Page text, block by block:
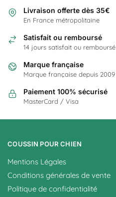
Livraison offerte dès 35€
En France métropolitaine
Satisfait ou remboursé
14 jours satisfait ou remboursé
Marque française
Marque française depuis 2009
Paiement 100% sécurisé
MasterCard / Visa
COUSSIN POUR CHIEN
Mentions Légales
Conditions générales de vente
Politique de confidentialité